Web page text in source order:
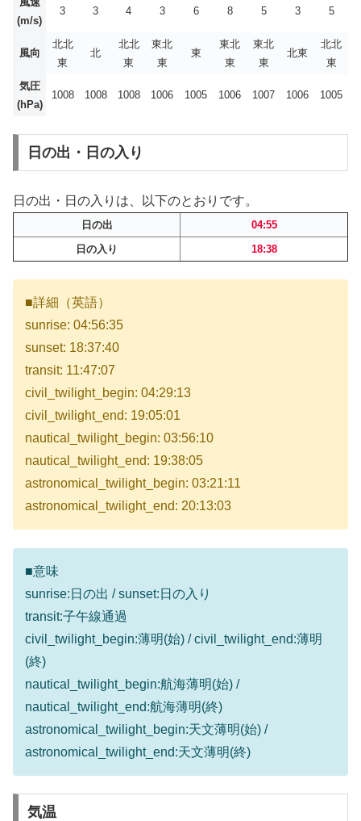
(m/s)
3 3 4 3 6 8 5 3 5
風向
北北
東
北
北北
東
東北
東
東
東北
東
東北
東
北東
北北
東
気圧
(hPa)
1008 1008 1008 1006 1005 1006 1007 1006 1005
日の出・日の入り
日の出・日の入りは、以下のとおりです。
日の出
04:55
日の入り
18:38
■詳細（英語）
sunrise: 04:56:35
sunset: 18:37:40
transit: 11:47:07
civil_twilight_begin: 04:29:13
civil_twilight_end: 19:05:01
nautical_twilight_begin: 03:56:10
nautical_twilight_end: 19:38:05
astronomical_twilight_begin: 03:21:11
astronomical_twilight_end: 20:13:03
■意味
sunrise:日の出 / sunset:日の入り
transit:子午線通過
civil_twilight_begin:薄明(始) / civil_twilight_end:薄明
(終)
nautical_twilight_begin:航海薄明(始) /
nautical_twilight_end:航海薄明(終)
astronomical_twilight_begin:天文薄明(始) /
astronomical_twilight_end:天文薄明(終)
気温